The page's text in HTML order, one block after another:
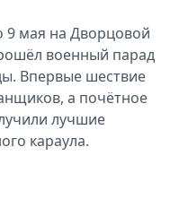
9 мая на Дворцовой
военный парад
Впервые шествие
а почётное
лучшие
караула.